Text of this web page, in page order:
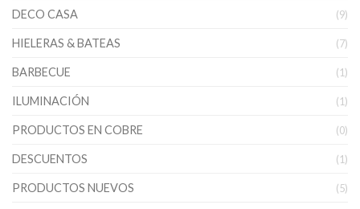
DECO CASA (9)
HIELERAS & BATEAS (7)
BARBECUE (1)
ILUMINACIÓN (1)
PRODUCTOS EN COBRE (0)
DESCUENTOS (1)
PRODUCTOS NUEVOS (5)